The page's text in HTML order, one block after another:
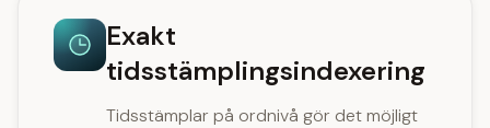
Exakt
tidsstämplingsindexering
Tidsstämplar på ordnivå gör det möjligt